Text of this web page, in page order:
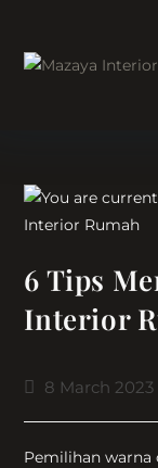
content
6 Tips
Interior
Post8 March 2023
Pemilihan